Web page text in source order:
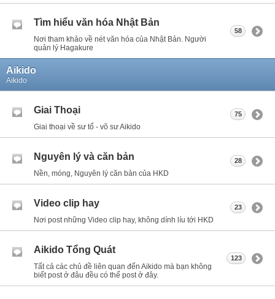
Tìm hiểu văn hóa Nhật Bản
Nơi tham khảo về nét văn hóa của Nhật Bản. Người
quản lý Hagakure
58
Aikido
Aikido
Giai Thoại
Giai thoại về sư tổ - võ sư Aikido
75
Nguyên lý và căn bản
Nền, móng, Nguyên lý căn bản của HKD
28
Video clip hay
Nơi post những Video clip hay, không dính líu tới HKD
23
Aikido Tổng Quát
Tất cả các chủ đề liên quan đến Aikido mà bạn không
biết post ở đâu đều có thể post ở đây.
123